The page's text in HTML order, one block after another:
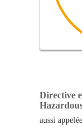
Directive
aussi